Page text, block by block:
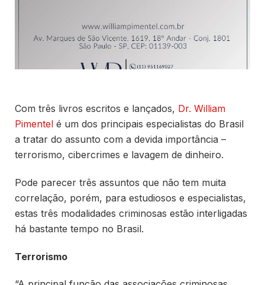
Com três livros escritos e lançados, Dr. William
Pimentel é um dos principais especialistas do Brasil
a tratar do assunto com a devida importância –
terrorismo, cibercrimes e lavagem de dinheiro.
Pode parecer três assuntos que não tem muita
correlação, porém, para estudiosos e especialistas,
estas três modalidades criminosas estão interligadas
há bastante tempo no Brasil.
Terrorismo